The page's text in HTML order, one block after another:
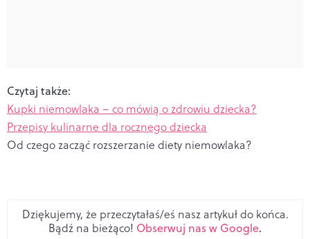
Czytaj także:
Kupki niemowlaka – co mówią o zdrowiu dziecka?
Przepisy kulinarne dla rocznego dziecka
Od czego zacząć rozszerzanie diety niemowlaka?
Dziękujemy, że przeczytałaś/eś nasz artykuł do końca.
Bądź na bieżąco! Obserwuj nas w Google.